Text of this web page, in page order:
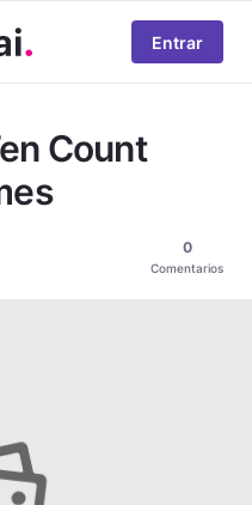
Entrar
Count
0
Comentarios